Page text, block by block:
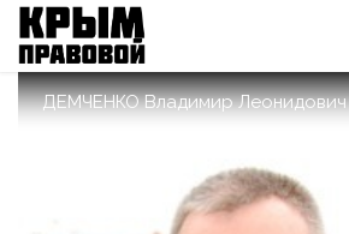
ДЕМЧЕНКО Владимир Леонидович